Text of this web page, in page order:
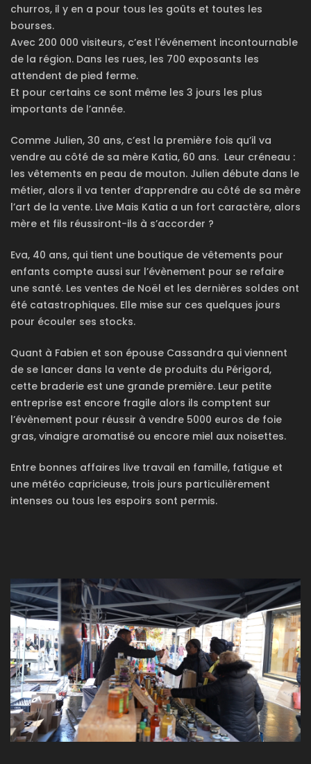
churros, il y en a pour tous les goûts et toutes les
bourses.
Avec 200 000 visiteurs, c’est l'événement incontournable
de la région. Dans les rues, les 700 exposants les
attendent de pied ferme.
Et pour certains ce sont même les 3 jours les plus
importants de l’année.
Comme Julien, 30 ans, c’est la première fois qu’il va
vendre au côté de sa mère Katia, 60 ans. Leur créneau :
les vêtements en peau de mouton. Julien débute dans le
métier, alors il va tenter d’apprendre au côté de sa mère
l’art de la vente. Live Mais Katia a un fort caractère, alors
mère et fils réussiront-ils à s’accorder ?
Eva, 40 ans, qui tient une boutique de vêtements pour
enfants compte aussi sur l’évènement pour se refaire
une santé. Les ventes de Noël et les dernières soldes ont
été catastrophiques. Elle mise sur ces quelques jours
pour écouler ses stocks.
Quant à Fabien et son épouse Cassandra qui viennent
de se lancer dans la vente de produits du Périgord,
cette braderie est une grande première. Leur petite
entreprise est encore fragile alors ils comptent sur
l’évènement pour réussir à vendre 5000 euros de foie
gras, vinaigre aromatisé ou encore miel aux noisettes.
Entre bonnes affaires live travail en famille, fatigue et
une météo capricieuse, trois jours particulièrement
intenses ou tous les espoirs sont permis.